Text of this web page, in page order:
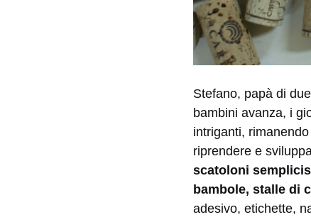
Stefano, papà di
bambini avanza, i
intriganti,
riprendere e
scatoloni
bambole, stalle di
adesivo, etichette,